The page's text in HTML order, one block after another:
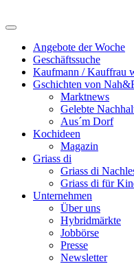
Angebote der Woche
Geschäftssuche
Kaufmann / Kauffrau
Gschichten von
Marktnews
Gelebte
Aus´m Dorf
Kochideen
Magazin
Griass di
Griass di
Griass di für
Unternehmen
Über uns
Hybridmärkte
Jobbörse
Presse
Newsletter